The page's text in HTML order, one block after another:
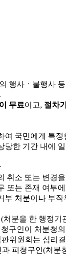
행사ㆍ불행사
무료이고, 절차
여 국민에게 특
당한 기간 내에
취소 또는 변경
또는 존재 여부
부 처분이나 부